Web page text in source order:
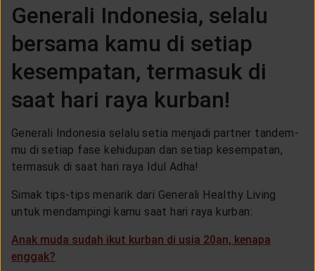
Generali Indonesia, selalu
bersama kamu di setiap
kesempatan, termasuk di
saat hari raya kurban!
Generali Indonesia selalu setia menjadi partner tandem-
mu di setiap fase kehidupan dan setiap kesempatan,
termasuk di saat hari raya Idul Adha!
Simak tips-tips menarik dari Generali Healthy Living
untuk mendampingi kamu saat hari raya kurban:
Anak muda sudah ikut kurban di usia 20an, kenapa
enggak?